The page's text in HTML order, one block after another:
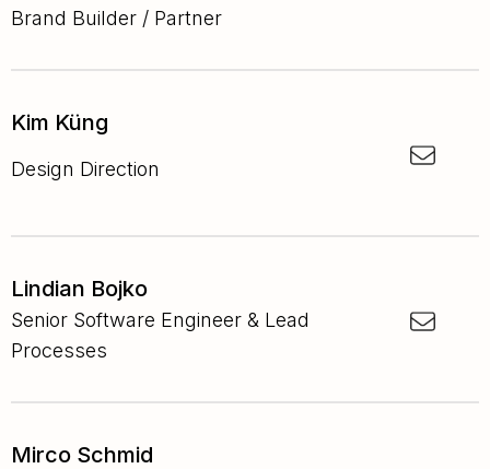
Brand Builder / Partner
Kim Küng
Design Direction
Lindian Bojko
Senior Software Engineer & Lead
Processes
Mirco Schmid